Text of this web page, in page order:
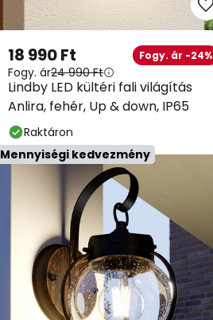
Lindby LED kültéri fali világítás
Anlira, fehér, Up & down, IP65
18 990 Ft Fogy. ár -24%
Fogy. ár24 990 Ft
Raktáron
Mennyiségi kedvezmény